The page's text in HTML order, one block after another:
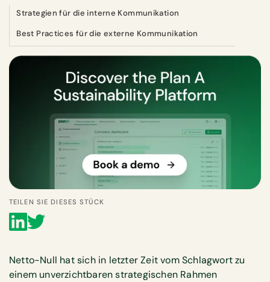
Strategien für die interne Kommunikation
Best Practices für die externe Kommunikation
TEILEN SIE DIESES STÜCK
Netto-Null hat sich in letzter Zeit vom Schlagwort zu
einem unverzichtbaren strategischen Rahmen